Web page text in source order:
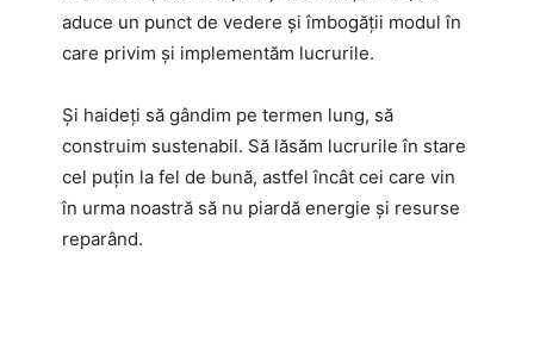
aduce un punct de vedere și îmbogății modul în
care privim și implementăm lucrurile.
Și haideți să gândim pe termen lung, să
construim sustenabil. Să lăsăm lucrurile în stare
cel puțin la fel de bună, astfel încât cei care vin
în urma noastră să nu piardă energie și resurse
reparând.